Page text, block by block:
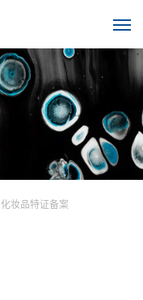
化妆品特证备案